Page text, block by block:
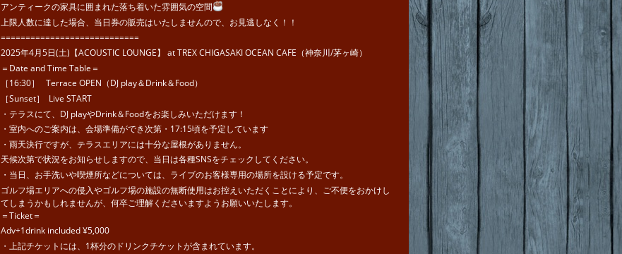
アンティークの家具に囲まれた落ち着いた雰囲気の空間
上限人数に達した場合、当日券の販売はいたしませんので、お見逃しなく！！
============================
2025年4月5日(土)【ACOUSTIC LOUNGE】 at TREX CHIGASAKI OCEAN CAFE（神奈川/茅ヶ崎）
＝Date and Time Table＝
［16:30］ Terrace OPEN（DJ play＆Drink＆Food）
［Sunset］ Live START
・テラスにて、DJ playやDrink＆Foodをお楽しみいただけます！
・室内へのご案内は、会場準備ができ次第・17:15頃を予定しています
・雨天決行ですが、テラスエリアには十分な屋根がありません。
天候次第で状況をお知らせしますので、当日は各種SNSをチェックしてください。
・当日、お手洗いや喫煙所などについては、ライブのお客様専用の場所を設ける予定です。
ゴルフ場エリアへの侵入やゴルフ場の施設の無断使用はお控えいただくことにより、ご不便をおかけし
てしまうかもしれませんが、何卒ご理解くださいますようお願いいたします。
＝Ticket＝
Adv+1drink included ¥5,000
・上記チケットには、1杯分のドリンクチケットが含まれています。